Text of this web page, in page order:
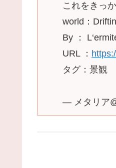
これをきっ
world：
By ：
URL ：
タグ：景
— メタリア